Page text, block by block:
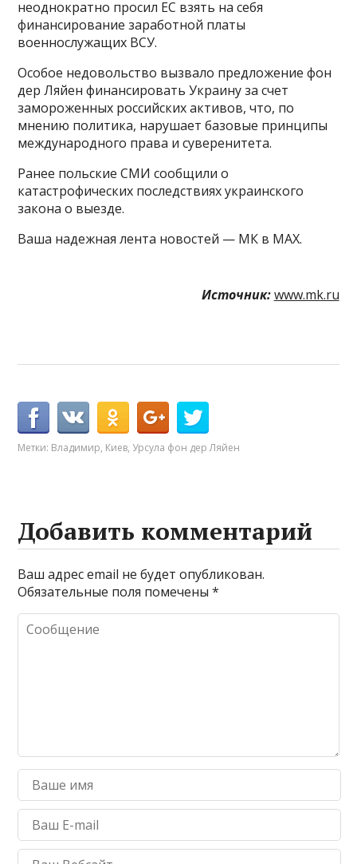
неоднократно просил ЕС взять на себя
финансирование заработной платы
военнослужащих ВСУ.
Особое недовольство вызвало предложение фон
дер Ляйен финансировать Украину за счет
замороженных российских активов, что, по
мнению политика, нарушает базовые принципы
международного права и суверенитета.
Ранее польские СМИ сообщили о
катастрофических последствиях украинского
закона о выезде.
Ваша надежная лента новостей — МК в MAX.
Источник: www.mk.ru
Метки: Владимир, Киев, Урсула фон дер Ляйен
Добавить комментарий
Ваш адрес email не будет опубликован.
Обязательные поля помечены*